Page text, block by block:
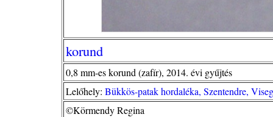
korund
0,8 mm-es korund (zafír), 2014. évi gyűjtés
Lelőhely: Bükkös-patak hordaléka, Szentendre,
©Körmendy Regina